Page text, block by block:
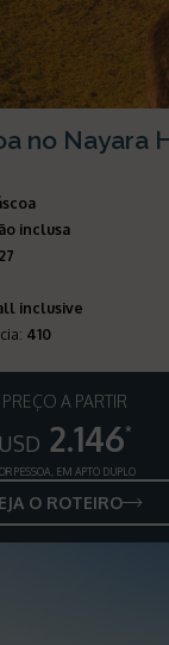
no Nayara
inclusa
inclusive
: 410
PREÇO A PARTIR
USD 2.146*
PESSOA, EM APTO DUPLO
O ROTEIRO